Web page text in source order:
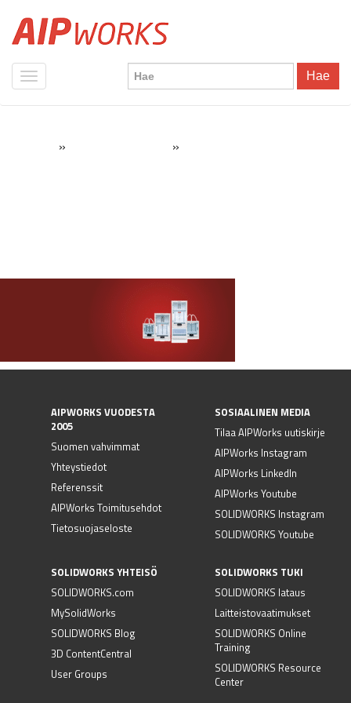
Hae
» »
AIPWORKS VUODESTA
2005
Suomen vahvimmat
Yhteystiedot
Referenssit
AIPWorks Toimitusehdot
Tietosuojaseloste
SOSIAALINEN MEDIA
Tilaa AIPWorks uutiskirje
AIPWorks Instagram
AIPWorks LinkedIn
AIPWorks Youtube
SOLIDWORKS Instagram
SOLIDWORKS Youtube
SOLIDWORKS YHTEISÖ
SOLIDWORKS.com
MySolidWorks
SOLIDWORKS Blog
3D ContentCentral
User Groups
SOLIDWORKS TUKI
SOLIDWORKS lataus
Laitteistovaatimukset
SOLIDWORKS Online
Training
SOLIDWORKS Resource
Center